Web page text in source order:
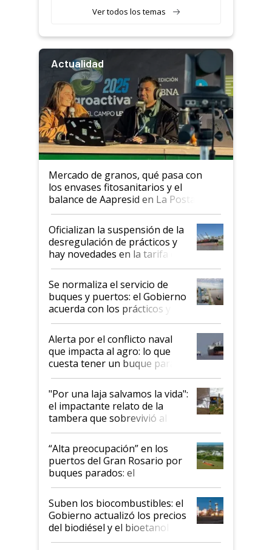
Ver todos los temas
Actualidad
Mercado de granos, qué pasa con
los envases fitosanitarios y el
balance de Aapresid en La Posta
Oficializan la suspensión de la
desregulación de prácticos y
hay novedades en la tarifa de
la hidrovía
Se normaliza el servicio de
buques y puertos: el Gobierno
acuerda con los prácticos y
suspende el decreto de
desregulación
Alerta por el conflicto naval
que impacta al agro: lo que
cuesta tener un buque parado
y el peligro de que Argentina
pase a ser "país sucio"
"Por una laja salvamos la vida":
el impactante relato de la
tambera que sobrevivió al
tornado
“Alta preocupación” en los
puertos del Gran Rosario por
buques parados: el
funcionamiento de las
exportadoras en tensión tras
la medida de fuerza de los
prácticos
Suben los biocombustibles: el
Gobierno actualizó los precios
del biodiésel y el bioetanol